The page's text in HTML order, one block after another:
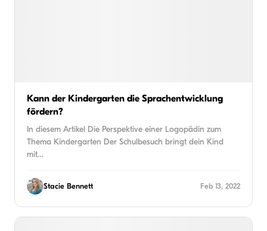
Kann der Kindergarten die Sprachentwicklung
fördern?
In diesem Artikel Die Perspektive einer Logopädin zum
Thema Kindergarten Der Schulbesuch bringt dein Kind
mit…
Stacie Bennett Feb 13, 2022